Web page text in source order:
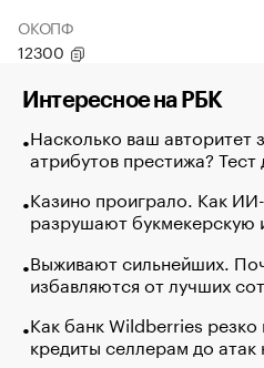
ОКОПФ
12300
Интересное на РБК
Насколько ваш авторитет
атрибутов престижа? Тест
Казино проиграло. Как
разрушают букмекерскую
Выживают сильнейших.
избавляются от лучших
Как банк Wildberries резко
кредиты селлерам до атак